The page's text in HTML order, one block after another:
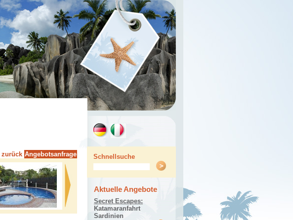
zurück Angebotsanfrage Schnellsuche
Aktuelle Angebote
Secret Escapes:
Katamaranfahrt
Sardinien